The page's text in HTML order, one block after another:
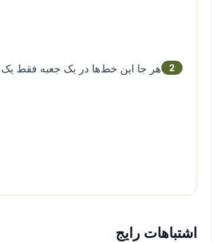
2 هر جا این خط‌ها در یک جعبه فقط یک خانه آزاد بگذارند،
اشتباهات رایج